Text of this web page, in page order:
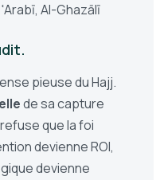
Al-Ghazālī
pieuse du Hajj.
de sa capture
que la foi
devienne ROI,
devienne